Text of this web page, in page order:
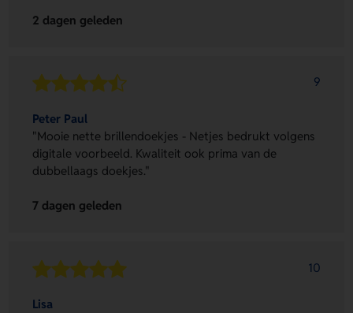
2 dagen geleden
9
Peter Paul
"Mooie nette brillendoekjes - Netjes bedrukt volgens
digitale voorbeeld. Kwaliteit ook prima van de
dubbellaags doekjes."
7 dagen geleden
10
Lisa